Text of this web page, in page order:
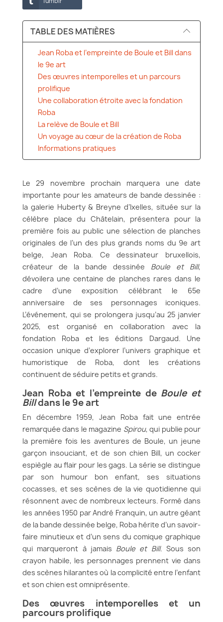
TABLE DES MATIÈRES
Jean Roba et l’empreinte de Boule et Bill dans
le 9e art
Des œuvres intemporelles et un parcours
prolifique
Une collaboration étroite avec la fondation
Roba
La relève de Boule et Bill
Un voyage au cœur de la création de Roba
Informations pratiques
Le 29 novembre prochain marquera une date
importante pour les amateurs de bande dessinée :
la galerie Huberty & Breyne d’Ixelles, située sur la
célèbre place du Châtelain, présentera pour la
première fois au public une sélection de planches
originales de l’un des plus grands noms du 9e art
belge, Jean Roba. Ce dessinateur bruxellois,
créateur de la bande dessinée Boule et Bill,
dévoilera une centaine de planches rares dans le
cadre d’une exposition célébrant le 65e
anniversaire de ses personnages iconiques.
L’événement, qui se prolongera jusqu’au 25 janvier
2025, est organisé en collaboration avec la
fondation Roba et les éditions Dargaud. Une
occasion unique d’explorer l’univers graphique et
humoristique de Roba, dont les créations
continuent de séduire petits et grands.
Jean Roba et l’empreinte de Boule et
Billdans le 9e art
En décembre 1959, Jean Roba fait une entrée
remarquée dans le magazine Spirou, qui publie pour
la première fois les aventures de Boule, un jeune
garçon insouciant, et de son chien Bill, un cocker
espiègle au flair pour les gags. La série se distingue
par son humour bon enfant, ses situations
cocasses, et ses scènes de la vie quotidienne qui
résonnent avec de nombreux lecteurs. Formé dans
les années 1950 par André Franquin, un autre géant
de la bande dessinée belge, Roba hérite d’un savoir-
faire minutieux et d’un sens du comique graphique
qui marqueront à jamais Boule et Bill. Sous son
crayon habile, les personnages prennent vie dans
des scènes hilarantes où la complicité entre l’enfant
et son chien est omniprésente.
Des œuvres intemporelles et un
parcours prolifique